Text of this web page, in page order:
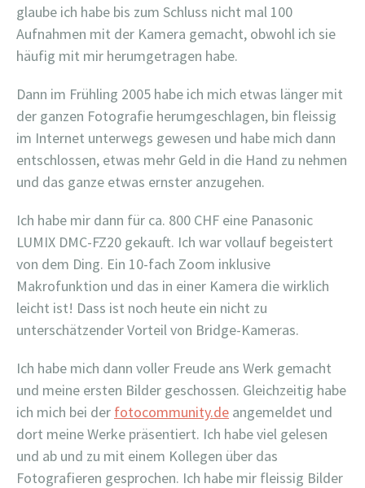
glaube ich habe bis zum Schluss nicht mal 100
Aufnahmen mit der Kamera gemacht, obwohl ich sie
häufig mit mir herumgetragen habe.
Dann im Frühling 2005 habe ich mich etwas länger mit
der ganzen Fotografie herumgeschlagen, bin fleissig
im Internet unterwegs gewesen und habe mich dann
entschlossen, etwas mehr Geld in die Hand zu nehmen
und das ganze etwas ernster anzugehen.
Ich habe mir dann für ca. 800 CHF eine Panasonic
LUMIX DMC-FZ20 gekauft. Ich war vollauf begeistert
von dem Ding. Ein 10-fach Zoom inklusive
Makrofunktion und das in einer Kamera die wirklich
leicht ist! Dass ist noch heute ein nicht zu
unterschätzender Vorteil von Bridge-Kameras.
Ich habe mich dann voller Freude ans Werk gemacht
und meine ersten Bilder geschossen. Gleichzeitig habe
ich mich bei der fotocommunity.de angemeldet und
dort meine Werke präsentiert. Ich habe viel gelesen
und ab und zu mit einem Kollegen über das
Fotografieren gesprochen. Ich habe mir fleissig Bilder